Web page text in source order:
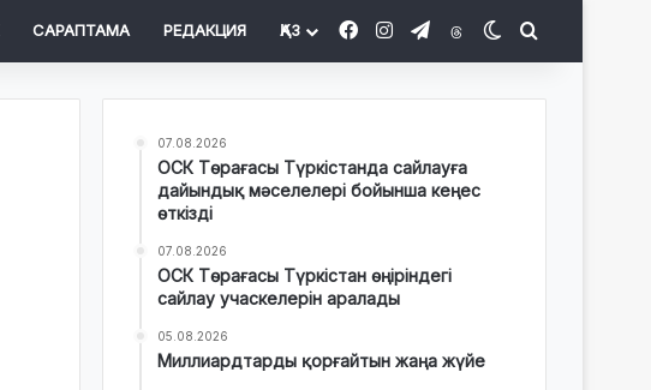
САРАПТАМА РЕДАКЦИЯ ҚАЗ FacebookInstagram
TelegramThreadsSwitch skin
07.08.2026
ОСК Төрағасы Түркістанда сайлауға
дайындық мәселелері бойынша кеңес
өткізді
07.08.2026
ОСК Төрағасы Түркістан өңіріндегі
сайлау учаскелерін аралады
05.08.2026
Миллиардтарды қорғайтын жаңа жүйе